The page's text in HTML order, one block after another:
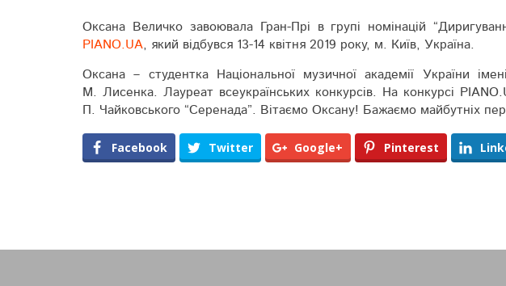
Оксана Величко завоювала Гран-Прі в групі номінацій
PIANO.UA , який відбувся 13-14 квітня 2019 року, м. Київ, Україна.
Оксана – студентка Націо­наль­ної музичної академії України
М. Лисенка. Лауреат все­україн­ських конкурсів. На конкурсі
П. Чай­ков­ського “Серенада”. Вітаємо Оксану! Бажаємо май­бутніх
Facebook Twitter Google+ Pinterest